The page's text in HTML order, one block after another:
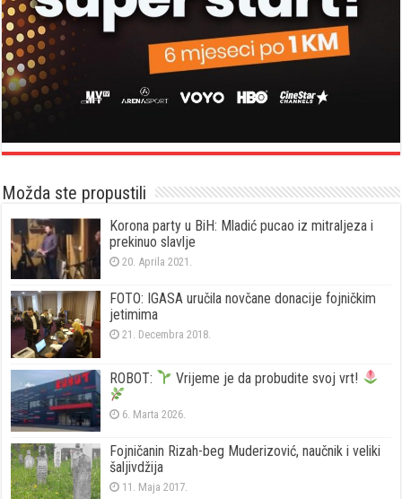
Možda ste propustili
Korona party u BiH: Mladić pucao iz mitraljeza i
prekinuo slavlje
20. Aprila 2021.
FOTO: IGASA uručila novčane donacije fojničkim
jetimima
21. Decembra 2018.
ROBOT: Vrijeme je da probudite svoj vrt!
6. Marta 2026.
Fojničanin Rizah-beg Muderizović, naučnik i veliki
šaljivdžija
11. Maja 2017.